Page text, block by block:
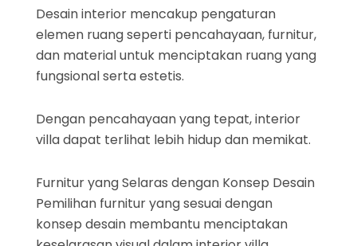
Desain interior mencakup pengaturan
elemen ruang seperti pencahayaan, furnitur,
dan material untuk menciptakan ruang yang
fungsional serta estetis.
Dengan pencahayaan yang tepat, interior
villa dapat terlihat lebih hidup dan memikat.
Furnitur yang Selaras dengan Konsep Desain
Pemilihan furnitur yang sesuai dengan
konsep desain membantu menciptakan